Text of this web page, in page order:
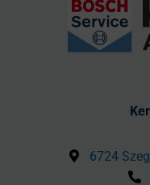
6724